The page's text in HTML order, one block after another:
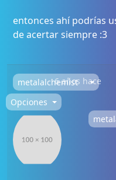
entonces ahí podrías
de acertar siempre :3
metalalchemist6 años hace
Opciones